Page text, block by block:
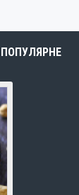
ПОПУЛЯРНЕ